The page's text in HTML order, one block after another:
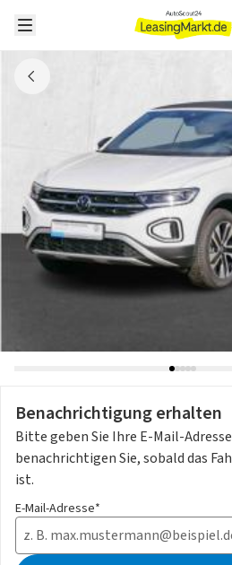
Benachrichtigung erhalten
Bitte geben Sie Ihre E-Mail-
benachrichtigen Sie, sobald das
ist.
E-Mail-Adresse*